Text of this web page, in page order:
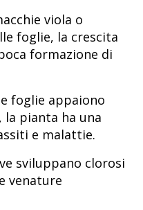
viola o
foglie, la crescita
formazione di
foglie appaiono
pianta ha una
e malattie.
sviluppano clorosi
venature